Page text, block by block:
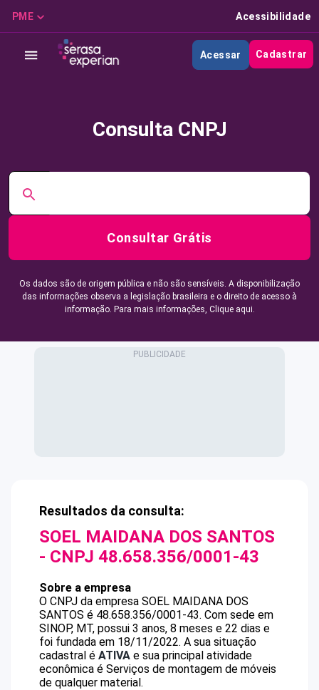
PME Acessibilidade
Acessar Cadastrar
Consulta CNPJ
Consultar Grátis
Os dados são de origem pública e não são sensíveis. A disponibilização
das informações observa a legislação brasileira e o direito de acesso à
informação. Para mais informações, Clique aqui.
Resultados da consulta:
SOEL MAIDANA DOS SANTOS
- CNPJ 48.658.356/0001-43
Sobre a empresa
O CNPJ da empresa SOEL MAIDANA DOS
SANTOS é 48.658.356/0001-43. Com sede em
SINOP, MT, possui 3 anos, 8 meses e 22 dias e
foi fundada em 18/11/2022. A sua situação
cadastral é ATIVA e sua principal atividade
econômica é Serviços de montagem de móveis
de qualquer material.